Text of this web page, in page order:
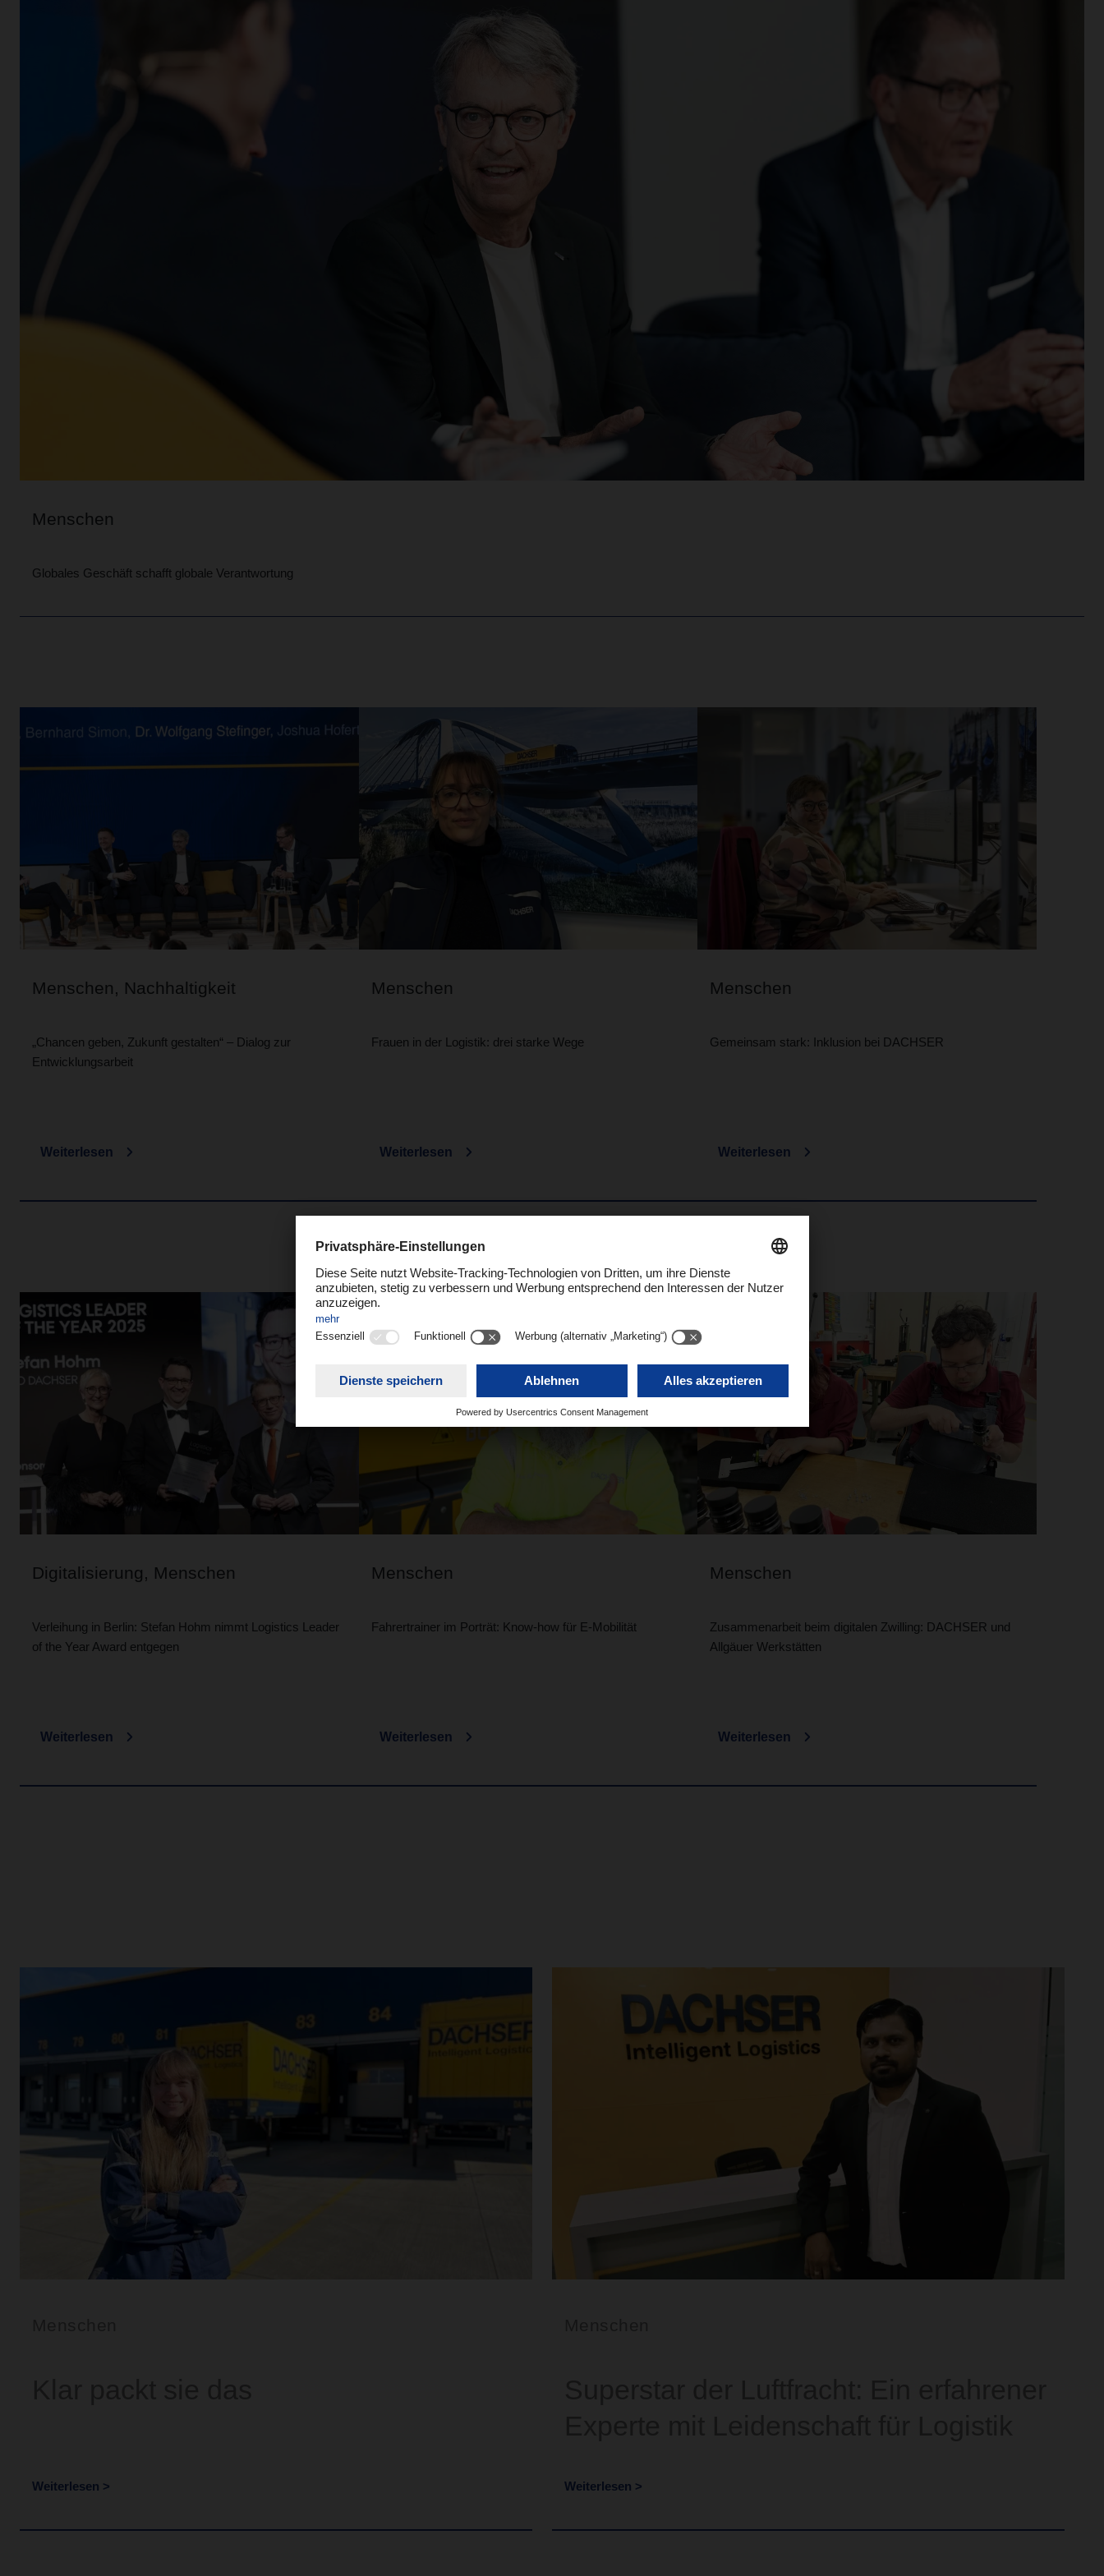
Menschen
Globales Geschäft schafft globale Verantwortung
Menschen, Nachhaltigkeit
„Chancen geben, Zukunft gestalten“ – Dialog zur
Entwicklungsarbeit
Weiterlesen
Menschen
Frauen in der Logistik: drei starke Wege
Weiterlesen
Menschen
Gemeinsam stark: Inklusion bei DACHSER
Weiterlesen
Digitalisierung, Menschen
Verleihung in Berlin: Stefan Hohm nimmt Logistics Leader
of the Year Award entgegen
Weiterlesen
Menschen
Fahrertrainer im Porträt: Know-how für E-Mobilität
Weiterlesen
Menschen
Zusammenarbeit beim digitalen Zwilling: DACHSER und
Allgäuer Werkstätten
Weiterlesen
Weiterlesen > Weiterlesen >